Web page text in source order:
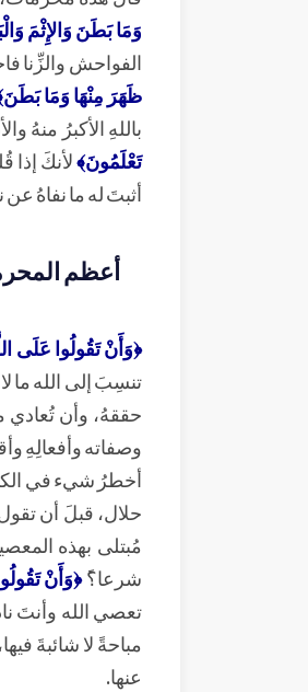
وَمَا بَطَنَ وَالإِثْمَ
الفواحش والزِّنا
ظَهَرَ مِنْهَا وَمَا
باللهِ الأكبرُ منهُ
تَعْلَمُونَ﴾لأنكَ إذا
أثبتَ له ما نفاهُ
أعظم
﴿وَأَنْ تَقُولُوا عَلَى
تنسِبَ إلى الله ما
حققهُ، وأن تُعادي
وصفاته وأفعالِهِ
أخطرُ شيء في
حلال، قبلَ أن
مُبتلى بهذه
شرعا؟ً﴿وَأَنْ
تعصي الله وأنتَ
مباحةً لا شائبةَ
عنها.